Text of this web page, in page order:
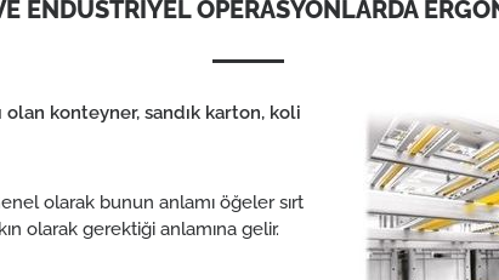
ENDÜSTRİYEL OPERASYONLARDA
konteyner, sandık karton, koli
olarak bunun anlamı öğeler sırt
olarak gerektiği anlamına gelir.